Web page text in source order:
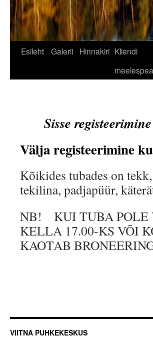
Liigu
Esileht Galerii Hinnakiri Kliendi
meelespea
Sisse
Välja registeerimine
Kõikides tubades on
tekilina, padjapüür,
NB! KUI TUBA POLE
KELLA 17.00-KS VÕI
KAOTAB
VIITNA PUHKEKESKUS